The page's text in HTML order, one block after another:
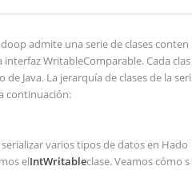
admite una serie de clases conten
WritableComparable. Cada clas
Java. La jerarquía de clases de la seri
continuación:
varios tipos de datos en Hado
elIntWritableclase. Veamos cómo s